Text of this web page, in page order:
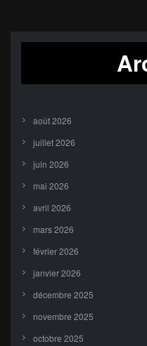
août 2026
juillet 2026
juin 2026
mai 2026
avril 2026
mars 2026
février 2026
janvier 2026
décembre 2025
novembre 2025
octobre 2025